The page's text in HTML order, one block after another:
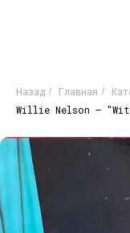
Назад / Главная /
Willie Nelson ‎–